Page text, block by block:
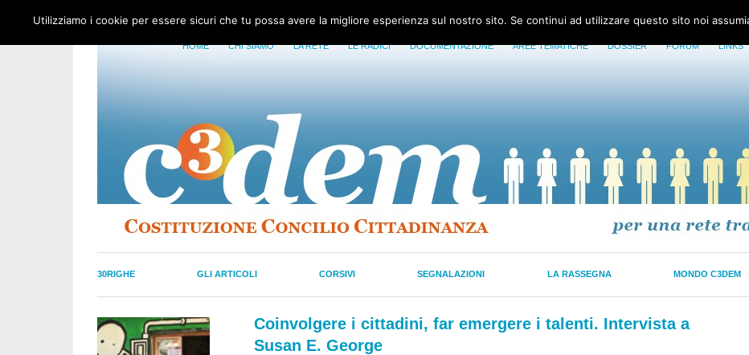
HOME CHI SIAMO LA RETE LE RADICI DOCUMENTAZIONE AREE TEMATICHE DOSSIER FORUM LINKS
30RIGHE GLI ARTICOLI CORSIVI SEGNALAZIONI LA RASSEGNA MONDO C3DEM
Coinvolgere i cittadini, far emergere i talenti. Intervista a
Susan E. George
Utilizziamo i cookie per essere sicuri che tu possa avere la migliore esperienza sul nostro sito. Se continui ad utilizzare questo sito noi